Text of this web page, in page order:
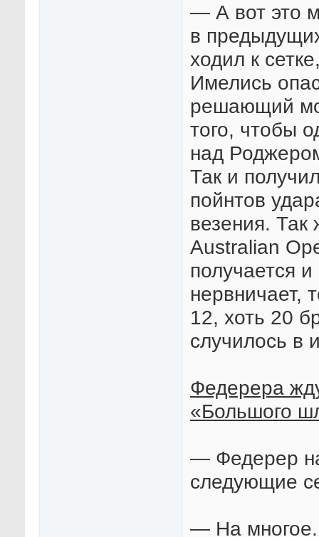
— А вот это
в
ходил к
Имелись
решающий
того, чтобы
над
Так и
пойнтов
везения.
Australian
получается
нервничает,
12, хоть 20
случилось в
Федерера
«Большого
— Федерер
следующие
— На многое.